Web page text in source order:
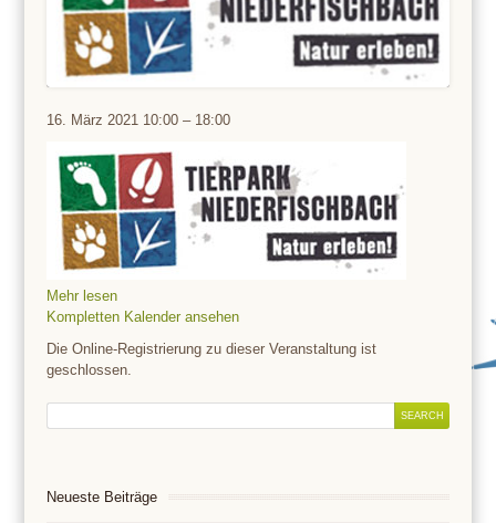
Tierpark
16. März 2021 10:00 – 18:00
Mehr lesen
Kompletten Kalender ansehen
Die Online-Registrierung zu dieser Veranstaltung ist
geschlossen.
Neueste Beiträge